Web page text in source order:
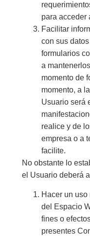
para acceder
Facilitar
con sus
formularios
a
momento de
momento, a
Usuario será
realice y de
empresa o a
facilite.
No obstante lo
el Usuario deberá
Hacer un
del Espacio
fines o
presentes